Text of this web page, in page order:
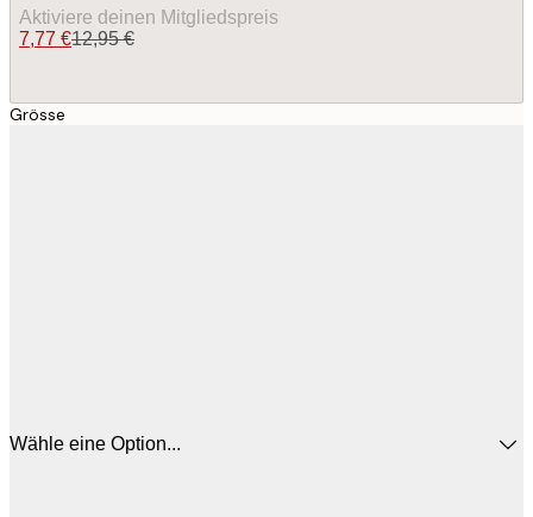
Aktiviere deinen Mitgliedspreis
7,77 €12,95 €
Grösse
Wähle eine Option...